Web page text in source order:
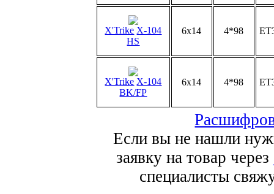
X'Trike X-104
HS
6x14 4*98
X'Trike X-104
BK/FP
6x14 4*98
Если вы не нашли
заявку на товар через
специалисты